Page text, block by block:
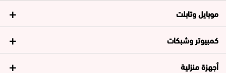
موبايل وتابلت
كمبيوتر وشبكات
أجهزة منزلية